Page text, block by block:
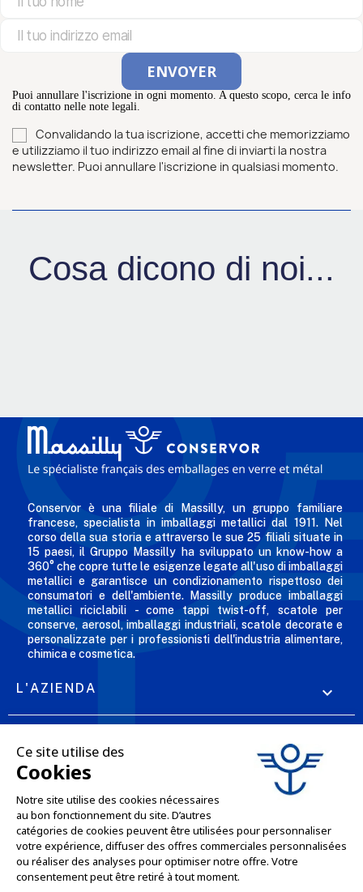
Puoi annullare l'iscrizione in ogni momento. A questo scopo, cerca le info
di contatto nelle note legali.
Convalidando la tua iscrizione, accetti che memorizziamo
e utilizziamo il tuo indirizzo email al fine di inviarti la nostra
newsletter. Puoi annullare l'iscrizione in qualsiasi momento.
Cosa dicono di noi...
Conservor è una filiale di Massilly, un gruppo familiare
francese, specialista in imballaggi metallici dal 1911. Nel
corso della sua storia e attraverso le sue 25 filiali situate in
15 paesi, il Gruppo Massilly ha sviluppato un know-how a
360° che copre tutte le esigenze legate all'uso di imballaggi
metallici e garantisce un condizionamento rispettoso dei
consumatori e dell'ambiente. Massilly produce imballaggi
metallici riciclabili - come tappi twist-off, scatole per
conserve, aerosol, imballaggi industriali, scatole decorate e
personalizzate per i professionisti dell'industria alimentare,
chimica e cosmetica.
L'AZIENDA 
LE NOSTRE OFFERTE
SERVIZI PROFESSIONALI
SERVIZI DI VENDITA ONLINE
RESTIAMO IN CONTATTO